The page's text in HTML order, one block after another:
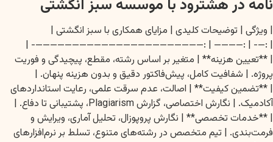
نامه در هشترود با موسسه سبز انگشتی
| ویژگی | توضیحات کلیدی | مزایای همکاری با سبز انگشتی |
| :—- | :———— | :———————————————————————- |
| **تعیین هزینه** | متغیر بر اساس رشته، مقطع، پیچیدگی و فوریت
پروژه. | شفافیت کامل، پیش‌فاکتور دقیق و بدون هزینه پنهان. |
| **تضمین کیفیت** | اصالت، عدم سرقت علمی، رعایت استانداردهای
آکادمیک. | نگارش اختصاصی، گزارش Plagiarism، پشتیبانی تا دفاع. |
| **خدمات تخصصی** | نگارش پروپوزال، تحلیل آماری، ویرایش و
فرمت‌بندی. | تیم متخصص در رشته‌های متنوع، تسلط بر نرم‌افزارهای